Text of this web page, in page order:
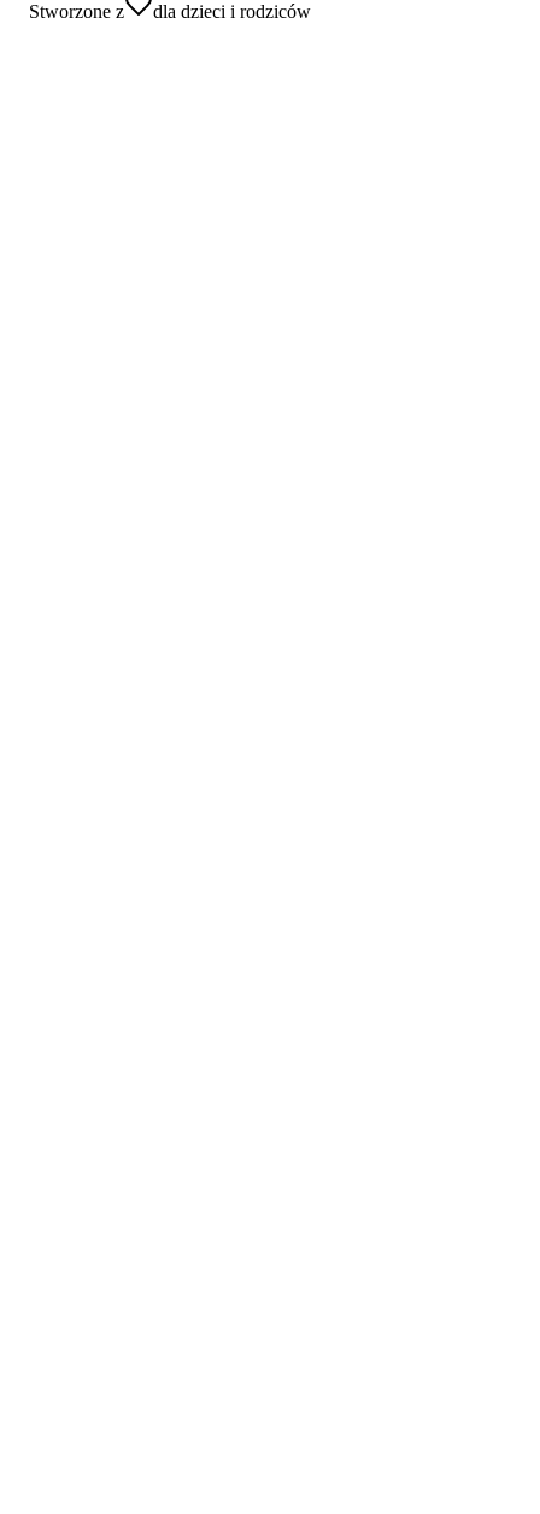
Stworzone z
dla dzieci i rodziców